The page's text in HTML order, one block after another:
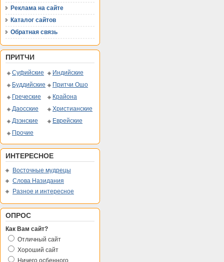
Реклама на сайте
Каталог сайтов
Обратная связь
ПРИТЧИ
Суфийские
Индийские
Буддийские
Притчи Ошо
Греческие
Крайона
Даосские
Христианские
Дзэнские
Еврейские
Прочие
ИНТЕРЕСНОЕ
Восточные мудрецы
Слова Назидания
Разное и интересное
ОПРОС
Как Вам сайт?
Отличный сайт
Хороший сайт
Ничего осбенного